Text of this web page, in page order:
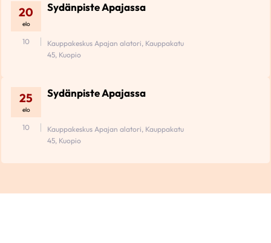
20
elo
Sydänpiste Apajassa
10
Kauppakeskus Apajan alatori, Kauppakatu
45, Kuopio
25
elo
Sydänpiste Apajassa
10
Kauppakeskus Apajan alatori, Kauppakatu
45, Kuopio